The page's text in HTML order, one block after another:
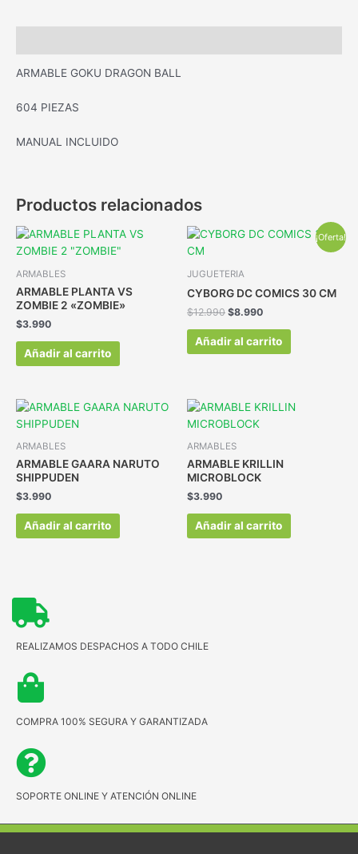
ARMABLE GOKU DRAGON BALL
604 PIEZAS
MANUAL INCLUIDO
Productos relacionados
ARMABLES
ARMABLE PLANTA VS
ZOMBIE 2 «ZOMBIE»
$3.990
Añadir al carrito
¡Oferta!
JUGUETERIA
CYBORG DC COMICS 30 CM
$12.990 $8.990
Añadir al carrito
ARMABLES
ARMABLE GAARA NARUTO
SHIPPUDEN
$3.990
Añadir al carrito
ARMABLES
ARMABLE KRILLIN
MICROBLOCK
$3.990
Añadir al carrito
REALIZAMOS DESPACHOS A TODO CHILE
COMPRA 100% SEGURA Y GARANTIZADA
SOPORTE ONLINE Y ATENCIÓN ONLINE